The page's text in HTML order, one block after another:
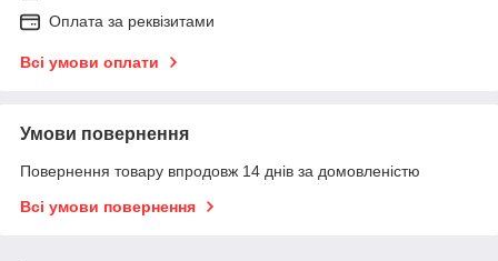
Оплата за реквізитами
Всі умови оплати
Умови повернення
Повернення товару впродовж 14 днів за домовленістю
Всі умови повернення